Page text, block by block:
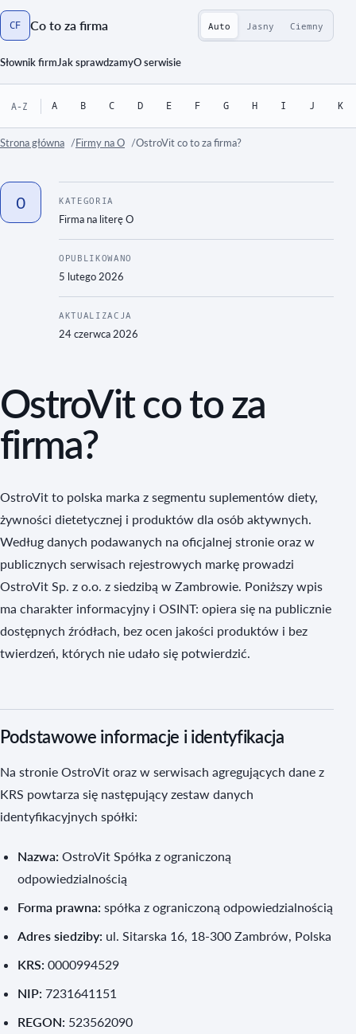
CF Co to za firma
Strona główna
Słownik firmJak sprawdzamyO serwisie
Auto Jasny Ciemny
A-Z A B C D E F G H I J K
Strona główna Firmy na O OstroVit co to za firma?
O KATEGORIA
Firma na literęO
OPUBLIKOWANO
5 lutego 2026
AKTUALIZACJA
24 czerwca 2026
OstroVit co to za
firma?
OstroVit to polska marka z segmentu suplementów diety,
żywności dietetycznej i produktów dla osób aktywnych.
Według danych podawanych na oficjalnej stronie oraz w
publicznych serwisach rejestrowych markę prowadzi
OstroVit Sp. z o.o. z siedzibą w Zambrowie. Poniższy wpis
ma charakter informacyjny i OSINT: opiera się na publicznie
dostępnych źródłach, bez ocen jakości produktów i bez
twierdzeń, których nie udało się potwierdzić.
Podstawowe informacje i identyfikacja
Na stronie OstroVit oraz w serwisach agregujących dane z
KRS powtarza się następujący zestaw danych
identyfikacyjnych spółki:
Nazwa: OstroVit Spółka z ograniczoną
odpowiedzialnością
Forma prawna: spółka z ograniczoną odpowiedzialnością
Adres siedziby: ul. Sitarska 16, 18-300 Zambrów, Polska
KRS: 0000994529
NIP: 7231641151
REGON: 523562090